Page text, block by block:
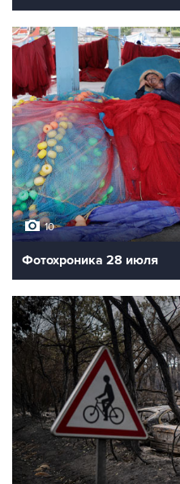
10
Фотохроника 28 июля